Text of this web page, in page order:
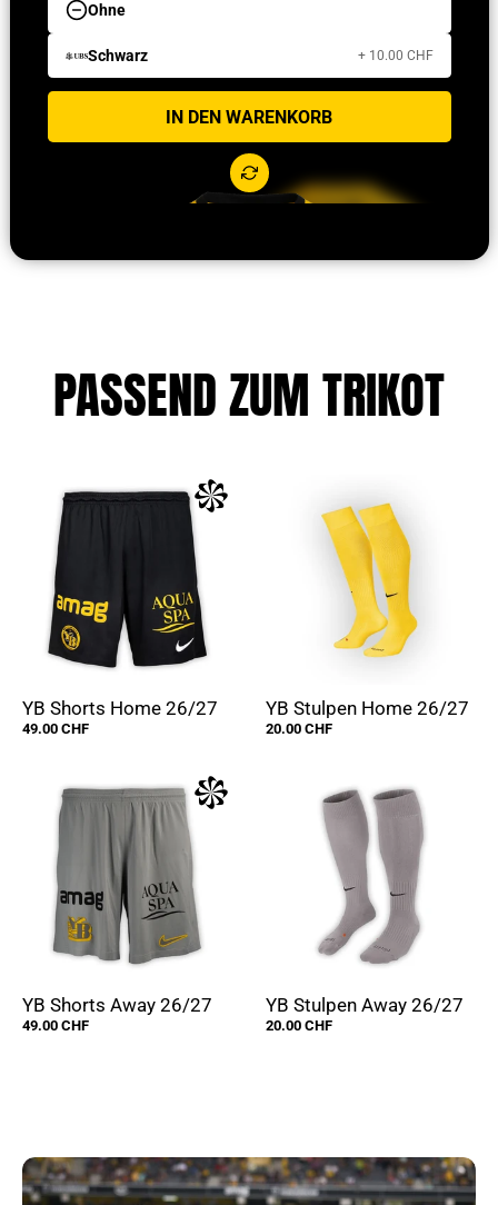
Ohne
Schwarz + 10.00 CHF
IN DEN WARENKORB
PASSEND ZUM TRIKOT
YB Shorts Home 26/27
49.00 CHF
YB Stulpen Home 26/27
20.00 CHF
YB Shorts Away 26/27
49.00 CHF
YB Stulpen Away 26/27
20.00 CHF